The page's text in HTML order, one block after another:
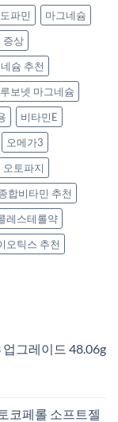
도파민
마그네슘
증상
슘 추천
보넷 마그네슘
비타민E
오메가3
오토파지
합비타민 추천
레스테롤약
오틱스 추천
그레이드 48.06g
코페롤 소프트젤